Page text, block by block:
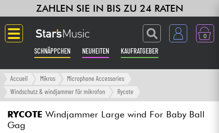
ZAHLEN SIE IN BIS ZU 24 RATEN
0
SCHNÄPPCHEN NEUHEITEN KAUFRATGEBER
Langue
Accueil Mikros
Microphone Accessories
Windschutz & windjammer für mikrofon
Rycote
RYCOTE Windjammer Large wind For Baby Ball
Gag